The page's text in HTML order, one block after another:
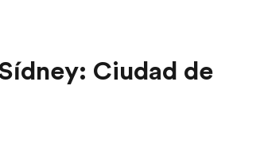
Ciudad de